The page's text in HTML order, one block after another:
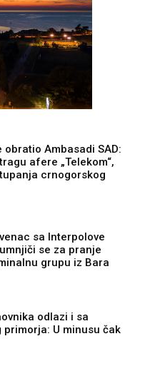
obratio Ambasadi SAD:
afere „Telekom“,
crnogorskog
sa Interpolove
se za pranje
grupu iz Bara
odlazi i sa
primorja: U minusu čak